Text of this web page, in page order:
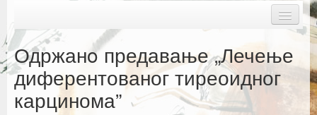
Почетна
Матица српска
Научна одељења
Одржанo предавање „Лечење
диферентованог тиреоидног
карцинома”